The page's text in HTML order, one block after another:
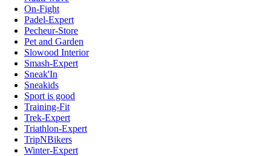
On-Fight
Padel-Expert
Pecheur-Store
Pet and Garden
Slowood Interior
Smash-Expert
Sneak'In
Sneakids
Sport is good
Training-Fit
Trek-Expert
Triathlon-Expert
TripNBikers
Winter-Expert